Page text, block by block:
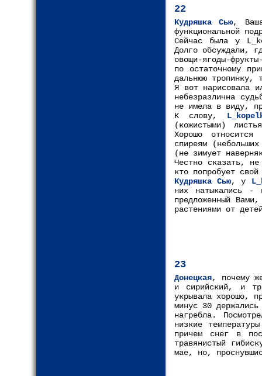
22
Кудряшка Сью,
функциональной
Сейчас была у
Долго обсуждали,
овощи-ягоды-
по остаточному
дальнюю тропинку,
Я вот нарисовала
небезразлична
не имела в виду,
К слову,
(кожистыми)
Хорошо
спиреям
(не зимует
Честно сказать,
кто попробует
Кудряшка Сью, у
них натыкались -
предложенный
растениями от
23
Донецкая, почему
и сирийский, и
укрывала хорошо,
минус 30
нагребла.
низкие
причем снег в
травянистый
мае, но,